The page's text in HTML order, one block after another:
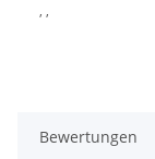
, ,
Bewertungen